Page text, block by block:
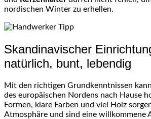
nordischen Winter zu erhellen.
Skandinavischer
natürlich, bunt, lebendig
Mit den richtigen Grundkenntnissen
des europäischen Nordens nach Hause
Formen, klare Farben und viel Holz
Atmosphäre und sind eine willkommene